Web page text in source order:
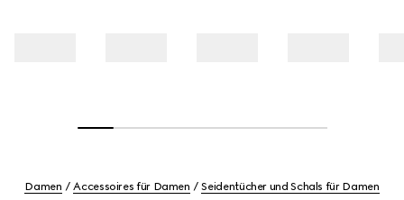
Damen Accessoires für Damen Seidentücher und Schals für Damen